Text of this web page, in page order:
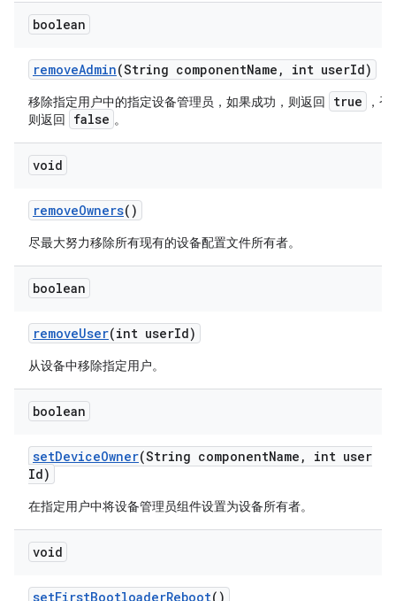
boolean
removeAdmin(String componentName , int userId)
移除指定用户中的指定设备管理员，如果成功，则返回 true
，否
则返回
false 。
void
removeOwners()
尽最大努力移除所有现有的设备配置文件所有者。
boolean
removeUser(int userId)
从设备中移除指定用户。
boolean
setDeviceOwner(String componentName ,
int user
Id)
在指定用户中将设备管理员组件设置为设备所有者。
void
setFirstBootloaderReboot()